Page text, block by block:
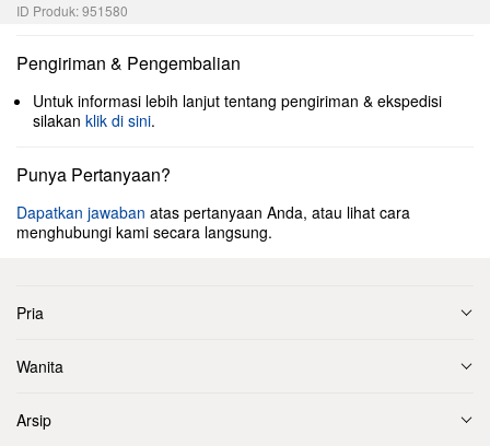
ID Produk: 951580
Pengiriman & Pengembalian
Untuk informasi lebih lanjut tentang pengiriman & ekspedisi
silakan klik di sini.
Punya Pertanyaan?
Dapatkan jawaban atas pertanyaan Anda, atau lihat cara
menghubungi kami secara langsung.
Pria
Wanita
Arsip